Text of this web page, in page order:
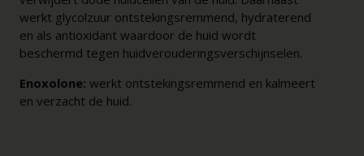
werkt glycolzuur ontstekingsremmend, hydraterend
en als antioxidant waardoor de huid wordt
beschermd tegen huidverouderingsverschijnselen.
Enoxolone: werkt ontstekingsremmend en kalmeert
en verzacht de huid.